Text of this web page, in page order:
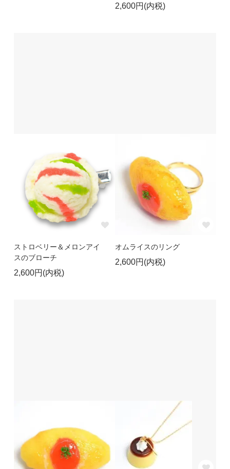
2,600円(内税)
ストロベリー＆メロンアイ
スのブローチ
2,600円(内税)
オムライスのリング
2,600円(内税)